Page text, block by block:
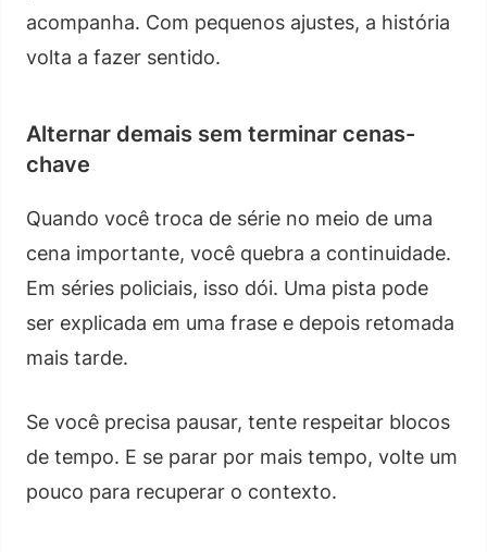
acompanha. Com pequenos ajustes, a história
volta a fazer sentido.
Alternar demais sem terminar cenas-
chave
Quando você troca de série no meio de uma
cena importante, você quebra a continuidade.
Em séries policiais, isso dói. Uma pista pode
ser explicada em uma frase e depois retomada
mais tarde.
Se você precisa pausar, tente respeitar blocos
de tempo. E se parar por mais tempo, volte um
pouco para recuperar o contexto.